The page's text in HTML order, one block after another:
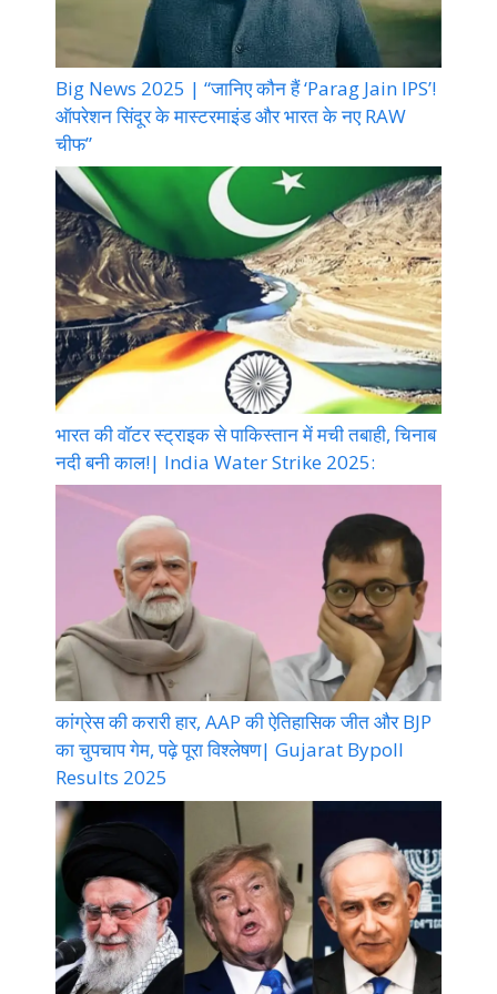
Big News 2025 | “जानिए कौन हैं ‘Parag Jain IPS’!
ऑपरेशन सिंदूर के मास्टरमाइंड और भारत के नए RAW
चीफ”
भारत की वॉटर स्ट्राइक से पाकिस्तान में मची तबाही, चिनाब
नदी बनी काल!| India Water Strike 2025:
कांग्रेस की करारी हार, AAP की ऐतिहासिक जीत और BJP
का चुपचाप गेम, पढ़े पूरा विश्लेषण| Gujarat Bypoll
Results 2025